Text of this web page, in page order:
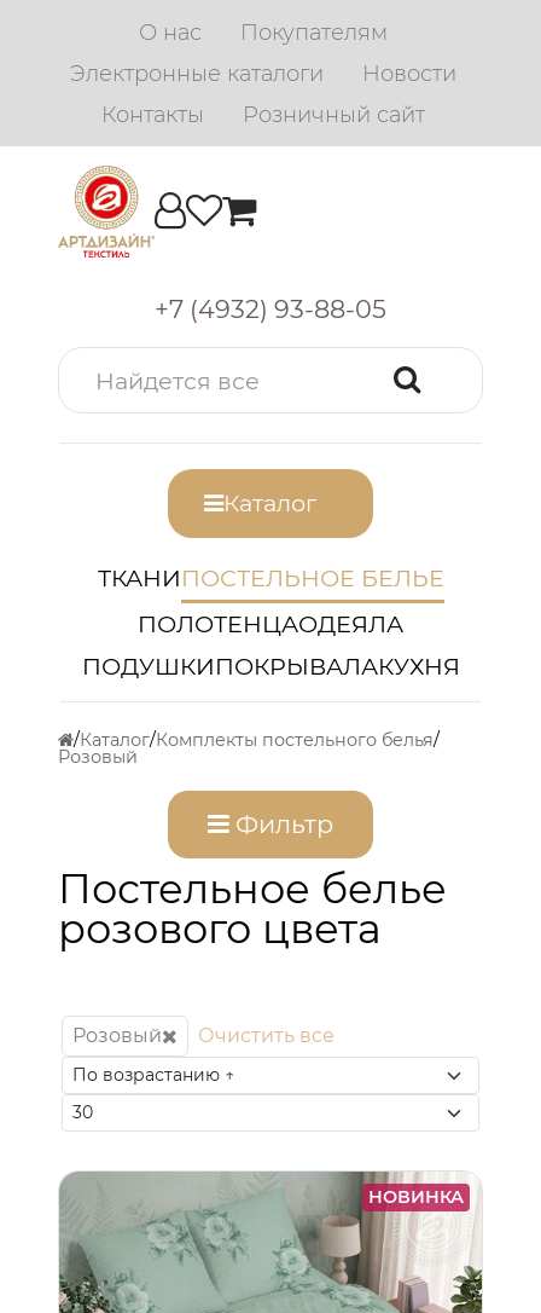
О нас
Покупателям
Электронные каталоги
Новости
Контакты
Розничный сайт
+7 (4932) 93-88-05
Каталог
ТКАНИПОСТЕЛЬНОЕ БЕЛЬЕ
ПОЛОТЕНЦАОДЕЯЛА
ПОДУШКИПОКРЫВАЛАКУХНЯ
Каталог Комплекты постельного белья
Розовый
Фильтр
Постельное белье
розового цвета
Розовый Очистить все
НОВИНКА